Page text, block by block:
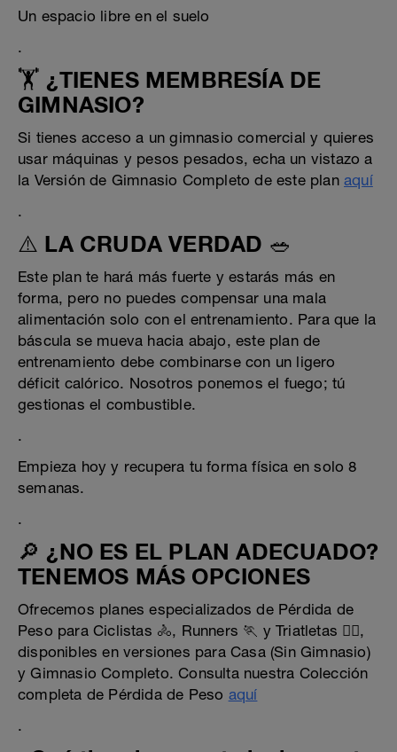
Un espacio libre en el suelo
.
🏋️ ¿TIENES MEMBRESÍA DE
GIMNASIO?
Si tienes acceso a un gimnasio comercial y quieres
usar máquinas y pesos pesados, echa un vistazo a
la Versión de Gimnasio Completo de este planaquí
.
⚠️ LA CRUDA VERDAD 🥗
Este plan te hará más fuerte y estarás más en
forma, pero no puedes compensar una mala
alimentación solo con el entrenamiento. Para que la
báscula se mueva hacia abajo, este plan de
entrenamiento debe combinarse con un ligero
déficit calórico. Nosotros ponemos el fuego; tú
gestionas el combustible.
.
Empieza hoy y recupera tu forma física en solo 8
semanas.
.
🔎 ¿NO ES EL PLAN ADECUADO?
TENEMOS MÁS OPCIONES
Ofrecemos planes especializados de Pérdida de
Peso para Ciclistas 🚴, Runners 🏃 y Triatletas 🏊‍♂️,
disponibles en versiones para Casa (Sin Gimnasio)
y Gimnasio Completo. Consulta nuestra Colección
completa de Pérdida de Peso aquí
.